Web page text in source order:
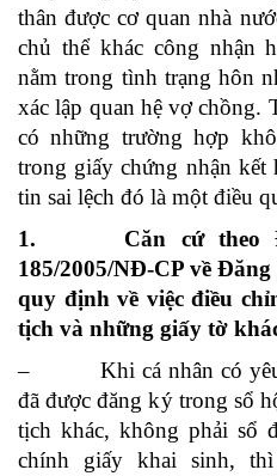
thân được cơ quan nhà
chủ thể khác công nhận
nằm trong tình trạng hôn
xác lập quan hệ vợ chồng.
có những trường hợp
trong giấy chứng nhận kết
tin sai lệch đó là một điều
1. Căn cứ theo
185/2005/NĐ-CP về
quy định về việc điều
tịch và những giấy tờ
– Khi cá nhân có yêu
đã được đăng ký trong sổ
tịch khác, không phải sổ
chính giấy khai sinh,